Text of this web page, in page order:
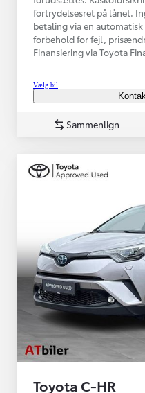
fortrydelsesret på lånet.
betaling via en
forbehold for fejl,
Finansiering via Toyota
Vælg bil
Sammenlign
Toyota C-HR